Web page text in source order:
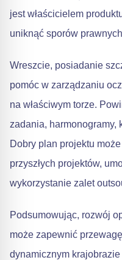
jest właścicielem
uniknąć sporów
Wreszcie, posiadanie
pomóc w zarządzaniu
na właściwym torze.
zadania, harmonogramy,
Dobry plan projektu
przyszłych projektów,
wykorzystanie zalet
Podsumowując, rozwój
może zapewnić
dynamicznym